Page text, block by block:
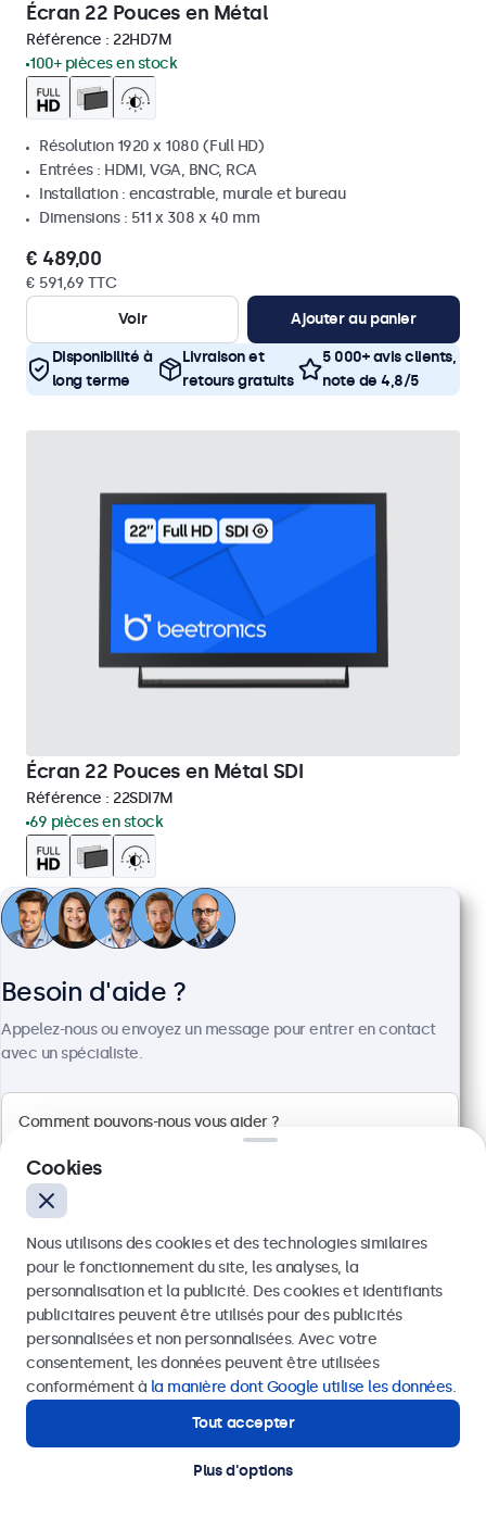
Écran 22 Pouces en Métal
Référence : 22HD7M
100+ pièces en stock
Résolution 1920 x 1080 (Full HD)
Entrées : HDMI, VGA, BNC, RCA
Installation : encastrable, murale et bureau
Dimensions : 511 x 308 x 40 mm
€ 489,00
€ 591,69 TTC
Voir
Ajouter au panier
Disponibilité à
long terme
Livraison et
retours gratuits
5 000+ avis clients,
note de 4,8/5
Écran 22 Pouces en Métal SDI
Référence : 22SDI7M
69 pièces en stock
Résolution 1920 x 1080 (Full HD)
Entrées : HDMI (entrée & sortie), SDI (2x entrée & 2x
sortie)
Dimensions : 511 x 309 x 43 mm
€ 799,00
€ 966,79 TTC
Écran 24 Pouces en Métal
Besoin d'aide ?
Appelez-nous ou envoyez un message pour entrer en contact
avec un spécialiste.
Envoyer
Ou appelez-nous au03 808 1603
Contactez nos spécialistes.
Cookies
Nous utilisons des cookies et des technologies similaires
pour le fonctionnement du site, les analyses, la
personnalisation et la publicité. Des cookies et identifiants
publicitaires peuvent être utilisés pour des publicités
personnalisées et non personnalisées. Avec votre
consentement, les données peuvent être utilisées
conformément à la manière dont Google utilise les données.
Tout accepter
Plus d'options